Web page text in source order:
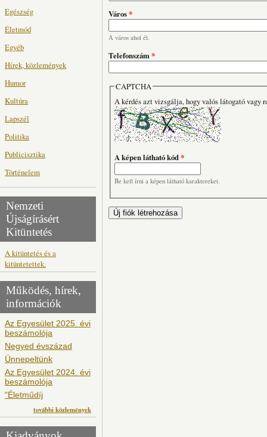
Egészség
Életmód
Egyéb
Hírek, közlemények
Humor
Kultúra
Lapszél
Politika
Publicisztika
Történelem
Nemzeti
Újságírásért
Kitüntetés
A kitüntetés és a
kitüntetettek.
Működés, hírek,
információk
Az Egyesület 2025. évi
beszámolója
Negyed évszázad
Ünnepeltünk
Az Egyesület 2024. évi
beszámolója
"Életműdíj
további közlemények
Város*
A város ahol él.
Telefonszám*
CAPTCHA
A kérdés azt vizsgálja, hogy valós látogató vagy
A képen látható kód*
Be kell írni a képen látható karaktereket.